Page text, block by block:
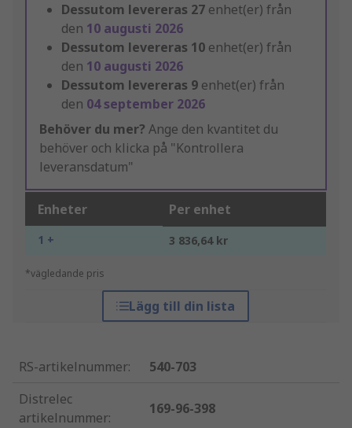
Dessutom levereras 27 enhet(er) från
den 10 augusti 2026
Dessutom levereras 10 enhet(er) från
den 10 augusti 2026
Dessutom levereras 9 enhet(er) från
den 04 september 2026
Behöver du mer? Ange den kvantitet du
behöver och klicka på "Kontrollera
leveransdatum"
Enheter Per enhet
1 + 3 836,64 kr
*vägledande pris
Lägg till din lista
RS-artikelnummer:
540-703
Distrelec
artikelnummer:
169-96-398